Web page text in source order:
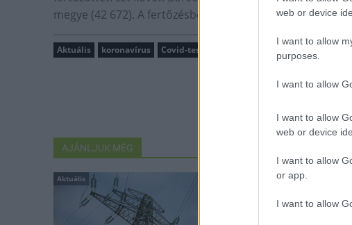
web or device
I want to allow
purposes.
I want to allow
I want to allow
web or device
I want to allow
or app.
I want to allow
megye (42 672). A fertőzésben legkevésbé érintett
Aktuális koronavírus Covid-teszt
AJÁNLJUK MÉG
Aktuális